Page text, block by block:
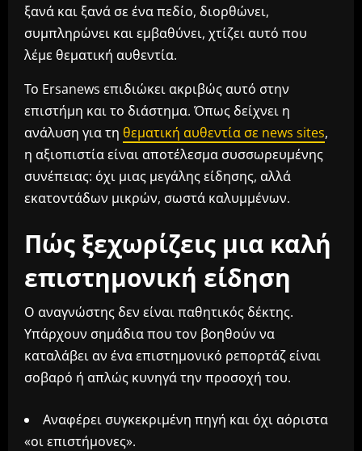
ξανά και ξανά σε ένα πεδίο, διορθώνει,
συμπληρώνει και εμβαθύνει, χτίζει αυτό που
λέμε θεματική αυθεντία.
Το Ersanews επιδιώκει ακριβώς αυτό στην
επιστήμη και το διάστημα. Όπως δείχνει η
ανάλυση για τη θεματική αυθεντία σε news sites,
η αξιοπιστία είναι αποτέλεσμα συσσωρευμένης
συνέπειας: όχι μιας μεγάλης είδησης, αλλά
εκατοντάδων μικρών, σωστά καλυμμένων.
Πώς ξεχωρίζεις μια καλή
επιστημονική είδηση
Ο αναγνώστης δεν είναι παθητικός δέκτης.
Υπάρχουν σημάδια που τον βοηθούν να
καταλάβει αν ένα επιστημονικό ρεπορτάζ είναι
σοβαρό ή απλώς κυνηγά την προσοχή του.
Αναφέρει συγκεκριμένη πηγή και όχι αόριστα
«οι επιστήμονες».